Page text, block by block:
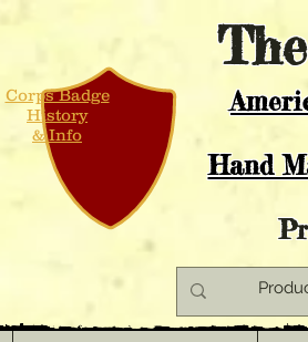
The
Hand
Corps Badge
History
& Info